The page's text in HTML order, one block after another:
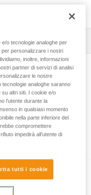
Filtro
o tecnologie analoghe per
personalizzare i nostri
inoltre, informazioni
partner di servizi di analisi
le nostre
tecnologie analoghe saranno
su altri siti. I cookie e/o
l’utente durante la
in qualsiasi momento
nella parte inferiore del
compromettere
impedirà all’utente di
tutti i cookie